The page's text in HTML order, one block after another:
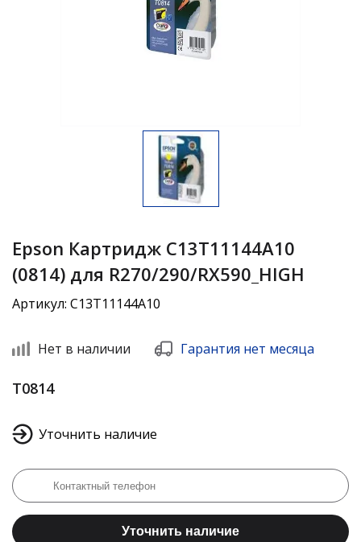
Epson Картридж C13T11144A10
(0814) для R270/290/RX590_HIGH
Артикул: C13T11144A10
Нет в наличии Гарантия нет месяца
T0814
Уточнить наличие
Уточнить наличие